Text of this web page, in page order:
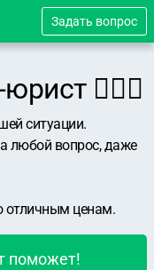
Задать вопрос
👨🏻‍⚖️
ситуации.
любой вопрос, даже
отличным ценам.
поможет!